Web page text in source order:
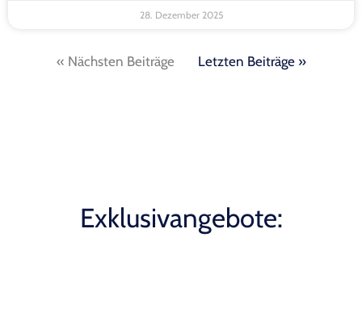
28. Dezember 2025
« Nächsten Beiträge Letzten Beiträge »
Exklusivangebote: